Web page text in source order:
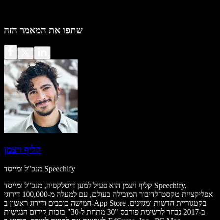
שתפו את המאמר הזה
קליף ויצמן
מנכ"ל ומייסד Speechify
קליף ויצמן הוא פעיל למען דיסלקסיה, מנכ"ל ומייסד Speechify,
אפליקציית טקסט־לדיבור המובילה בעולם, עם למעלה מ-100,000 דירוגי
חמישה כוכבים ודירוג ראשון ב-App Store בקטגוריית חדשות ומגזינים.
ב-2017 נבחר לרשימת פורבס "30 מתחת ל-30" בזכות קידום הנגישות